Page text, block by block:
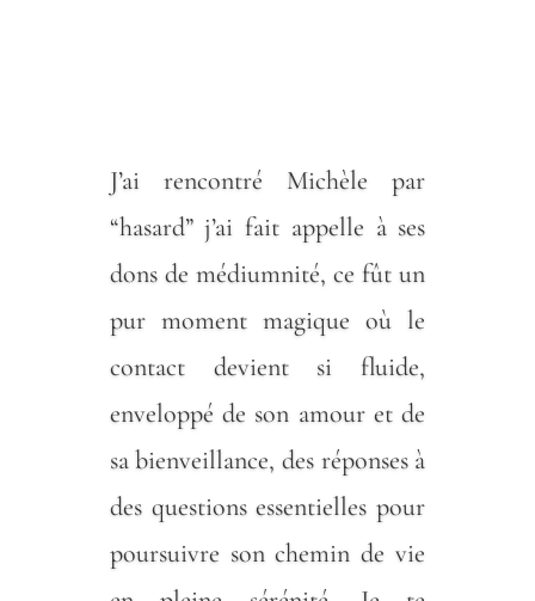
J’ai rencontré Michèle par
“hasard” j’ai fait appelle à ses
dons de médiumnité, ce fût un
pur moment magique où le
contact devient si fluide,
enveloppé de son amour et de
sa bienveillance, des réponses à
des questions essentielles pour
poursuivre son chemin de vie